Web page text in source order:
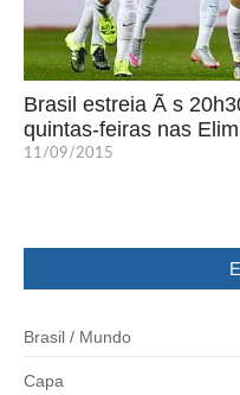
Brasil estreia Ã s
quintas-feiras nas
11/09/2015
Brasil / Mundo
Capa